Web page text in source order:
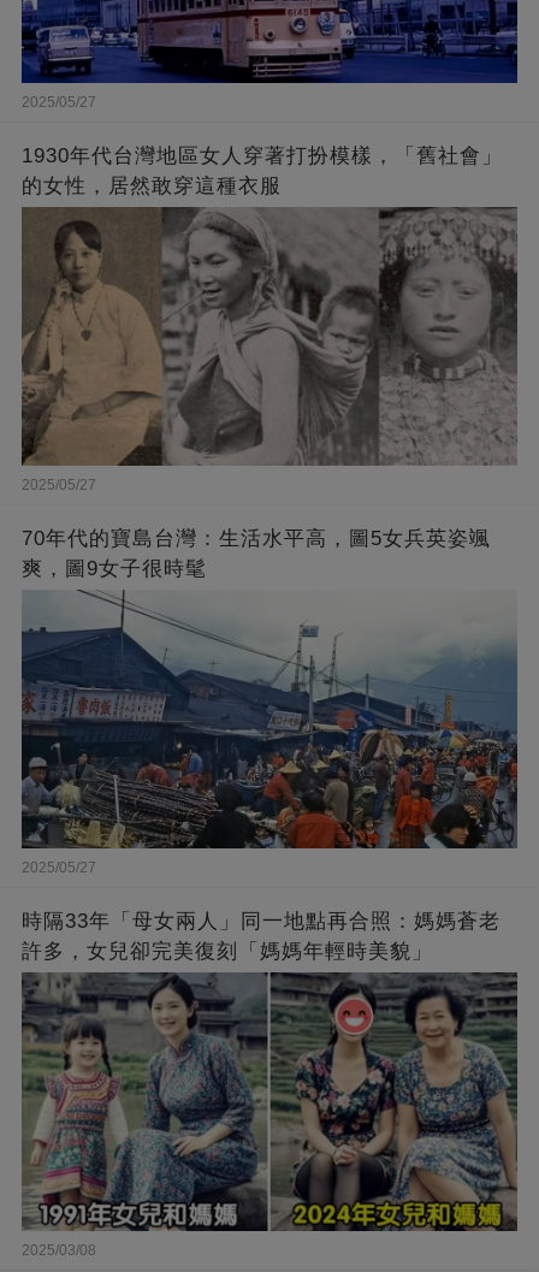
2025/05/27
1930年代台灣地區女人穿著打扮模樣，「舊社會」
的女性，居然敢穿這種衣服
2025/05/27
70年代的寶島台灣：生活水平高，圖5女兵英姿颯
爽，圖9女子很時髦
2025/05/27
時隔33年「母女兩人」同一地點再合照：媽媽蒼老
許多，女兒卻完美復刻「媽媽年輕時美貌」
2025/03/08